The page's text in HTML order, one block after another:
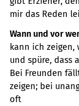
mir das Reden
Wann und vor
kann ich zeigen,
und spüre, dass
Bei Freunden
zeigen; bei
oft